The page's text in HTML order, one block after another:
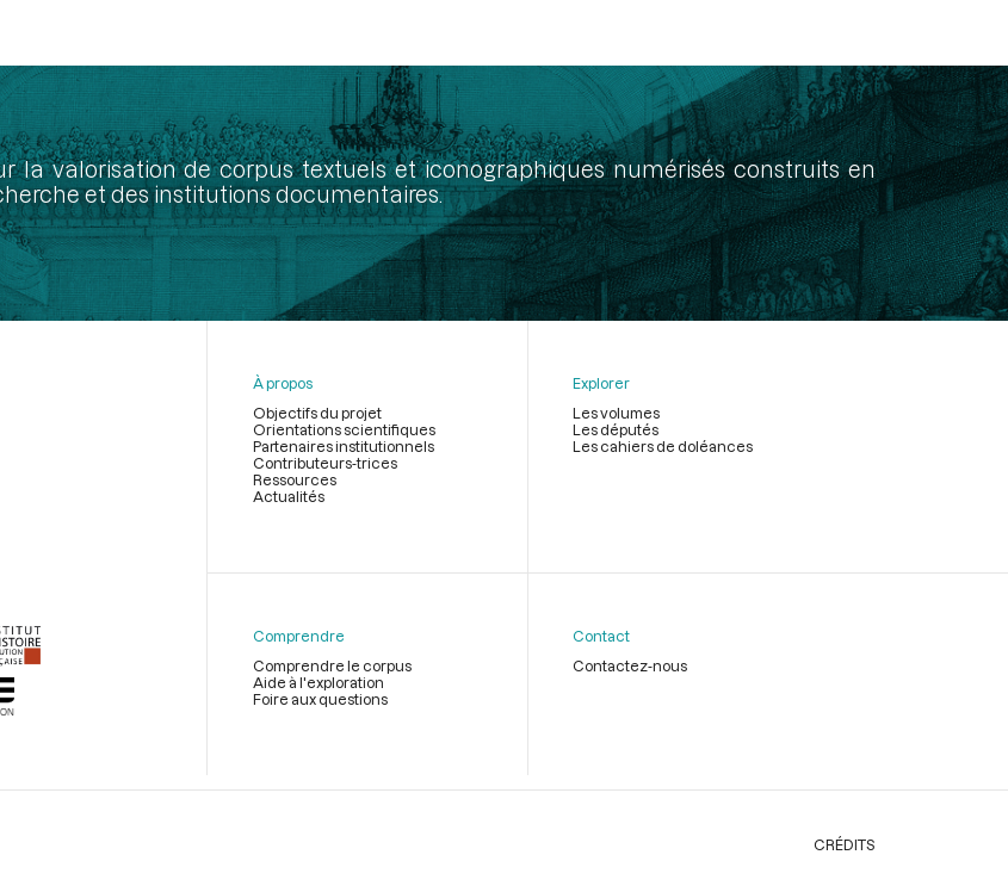
la valorisation de corpus textuels et iconographiques numérisés construits en
et des institutions documentaires.
page
À propos
Objectifs du projet
Orientations scientifiques
Partenaires institutionnels
Contributeurs-trices
Ressources
Actualités
Explorer
Les volumes
Les députés
Les cahiers de doléances
Comprendre
Comprendre le corpus
Aide à l'exploration
Foire aux questions
Contact
Contactez-nous
CRÉDITS